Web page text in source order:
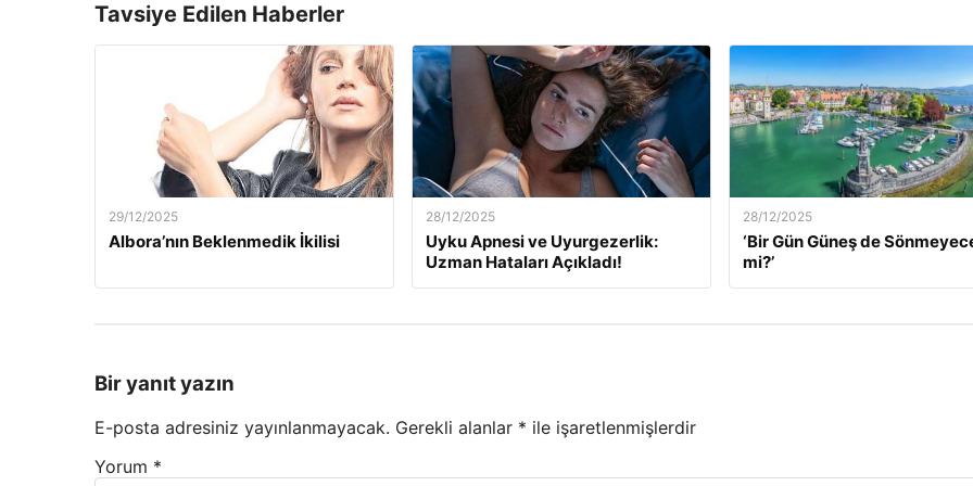
Tavsiye Edilen Haberler
29/12/2025
Albora’nın Beklenmedik İkilisi
28/12/2025
Uyku Apnesi ve Uyurgezerlik:
Uzman Hataları Açıkladı!
28/12/2025
‘Bir Gün Güneş de
mi?’
Bir yanıt yazın
E-posta adresiniz yayınlanmayacak. Gerekli alanlar * ile işaretlenmişlerdir
Yorum *